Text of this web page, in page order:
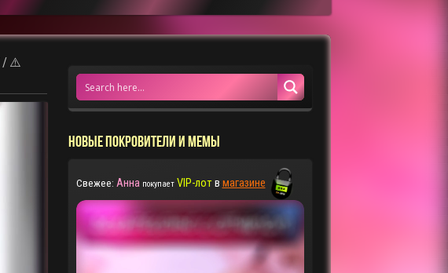
/ ⚠️
НОВЫЕ ПОКРОВИТЕЛИ И МЕМЫ
Свежее: Анна покупает VIP-лотв магазине